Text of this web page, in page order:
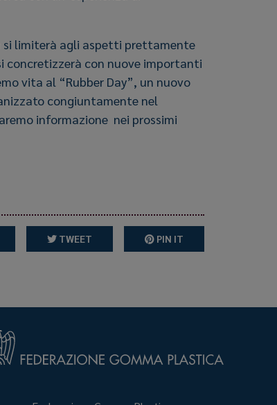
si limiterà agli aspetti prettamente
concretizzerà con nuove importanti
vita al “Rubber Day”, un nuovo
congiuntamente nel
informazione nei prossimi
TWEET PIN IT